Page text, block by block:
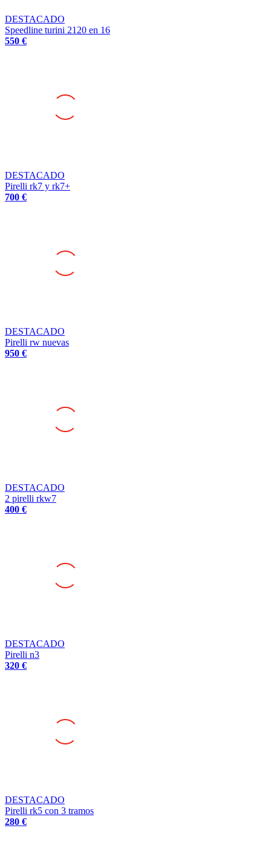
DESTACADO
Speedline turini 2120 en 16
550 €
DESTACADO
Pirelli rk7 y rk7+
700 €
DESTACADO
Pirelli rw nuevas
950 €
DESTACADO
2 pirelli rkw7
400 €
DESTACADO
Pirelli n3
320 €
DESTACADO
Pirelli rk5 con 3 tramos
280 €